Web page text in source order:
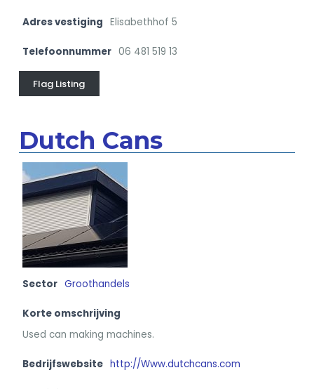
Adres vestiging Elisabethhof 5
Telefoonnummer 06 481 519 13
Flag Listing
Dutch Cans
Sector Groothandels
Korte omschrijving
Used can making machines.
Bedrijfswebsite http://Www.dutchcans.com